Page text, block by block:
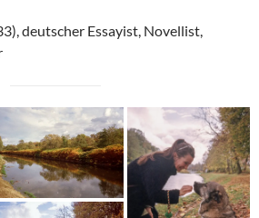
deutscher Essayist, Novellist,